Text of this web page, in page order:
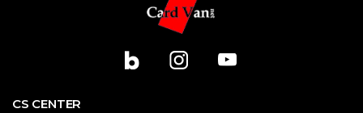
CS CENTER